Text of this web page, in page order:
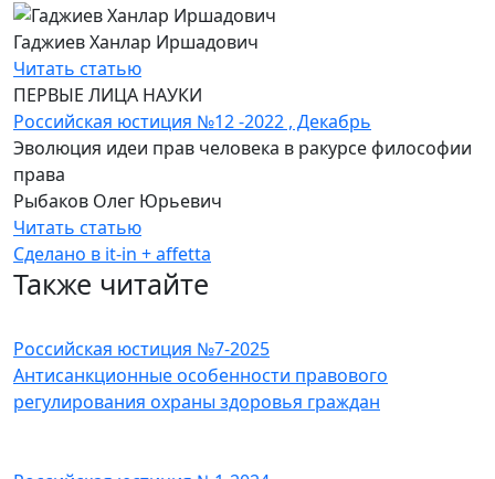
Гаджиев Ханлар Иршадович
Читать статью
ПЕРВЫЕ ЛИЦА НАУКИ
Российская юстиция №12 -2022 , Декабрь
Эволюция идеи прав человека в ракурсе философии
права
Рыбаков Олег Юрьевич
Читать статью
Сделано в it-in + affetta
Также читайте
Российская юстиция №7-2025
Антисанкционные особенности правового
регулирования охраны здоровья граждан